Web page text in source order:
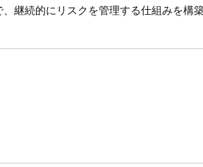
継続的にリスクを管理する仕組みを構築